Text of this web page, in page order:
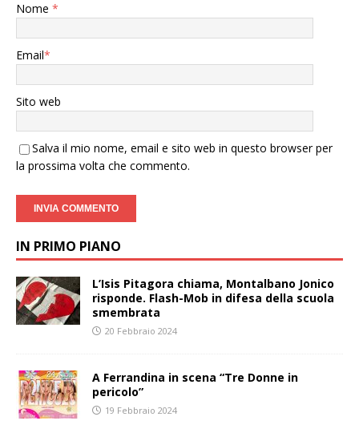
Nome *
Email*
Sito web
Salva il mio nome, email e sito web in questo browser per
la prossima volta che commento.
IN PRIMO PIANO
L’Isis Pitagora chiama, Montalbano Jonico
risponde. Flash-Mob in difesa della scuola
smembrata
20 Febbraio 2024
A Ferrandina in scena “Tre Donne in
pericolo”
19 Febbraio 2024